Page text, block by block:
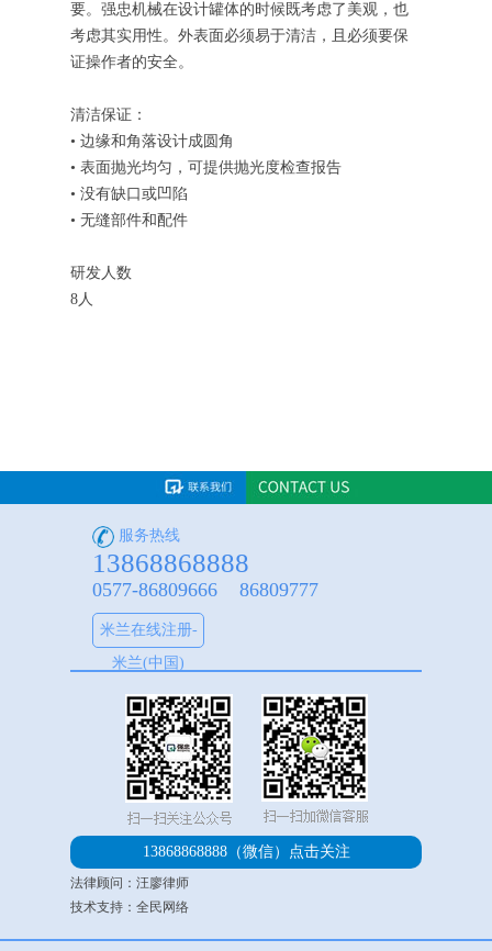
要。强忠机械在设计罐体的时候既考虑了美观，也
考虑其实用性。外表面必须易于清洁，且必须要保
证操作者的安全。
清洁保证：
• 边缘和角落设计成圆角
• 表面抛光均匀，可提供抛光度检查报告
• 没有缺口或凹陷
• 无缝部件和配件
研发人数
8人
服务热线
13868868888
0577-86809666 86809777
米兰在线注册-
米兰(中国)
13868868888（微信） 点击关注
法律顾问：汪廖律师
技术支持：全民网络